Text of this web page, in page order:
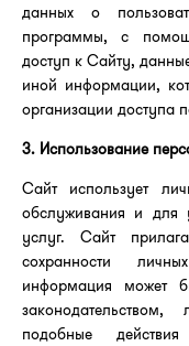
данных о
программы, с
доступ к Сайту,
иной информации,
организации доступа
3. Использование
Сайт использует
обслуживания и для
услуг. Сайт
сохранности
информация может
подобные